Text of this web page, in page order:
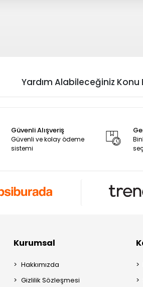
Yardım Alabileceğiniz Konu
Güvenli Alışveriş
Güvenli ve kolay ödeme
sistemi
Kurumsal
Hakkımızda
Gizlilik Sözleşmesi